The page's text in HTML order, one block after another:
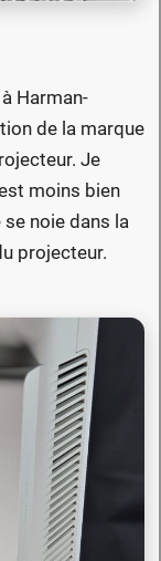
Harman-
de la marque
Je
moins bien
noie dans la
projecteur.